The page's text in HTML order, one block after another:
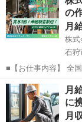
の
月
株式
石狩
■【お仕事内容】 全
扉の取り付けから竣
す。 現場は2～3名
北海道 石狩市
月
に
月